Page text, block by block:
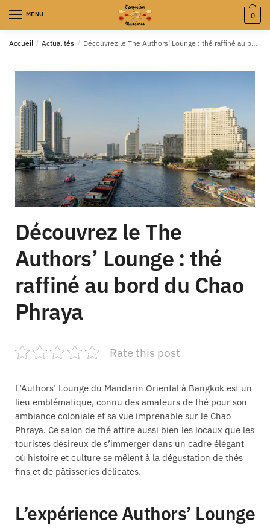
MENU 0
Accueil / Actualités / Découvrez le The Authors’ Lounge : thé raffiné au bord du Chao Phraya
Découvrez le The
Authors’ Lounge : thé
raffiné au bord du Chao
Phraya
Rate this post
L’Authors’ Lounge du Mandarin Oriental à Bangkok est un
lieu emblématique, connu des amateurs de thé pour son
ambiance coloniale et sa vue imprenable sur le Chao
Phraya. Ce salon de thé attire aussi bien les locaux que les
touristes désireux de s’immerger dans un cadre élégant
où histoire et culture se mêlent à la dégustation de thés
fins et de pâtisseries délicates.
L’expérience Authors’ Lounge